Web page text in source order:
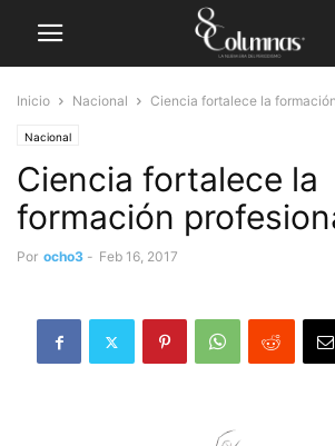
Inicio Nacional Ciencia fortalece la
Nacional
Ciencia fortalece la
formación
Por ocho3 - Feb 16, 2017